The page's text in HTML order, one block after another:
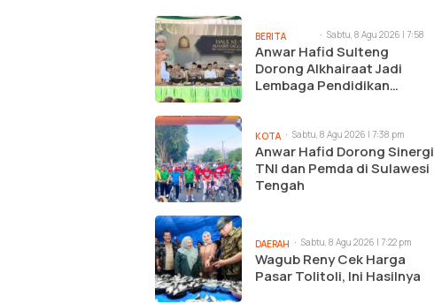
BERITA
UTAMA
Sabtu, 8 Agu 2026 | 7:58
pm
Anwar Hafid Sulteng
Dorong Alkhairaat Jadi
Lembaga Pendidikan
KOTA Sabtu, 8 Agu 2026 | 7:38 pm
Anwar Hafid Dorong Sinergi
TNI dan Pemda di Sulawesi
Tengah
DAERAH Sabtu, 8 Agu 2026 | 7:22 pm
Wagub Reny Cek Harga
Pasar Tolitoli, Ini Hasilnya